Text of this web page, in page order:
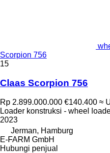
Scorpion 756
15
Claas Scorpion 756
Rp 2.899.000.000 €140.400 ≈
Loader konstruksi - wheel
2023
Jerman, Hamburg
E-FARM GmbH
Hubungi penjual